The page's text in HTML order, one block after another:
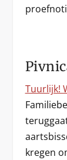
Tuurlijk!
kregen